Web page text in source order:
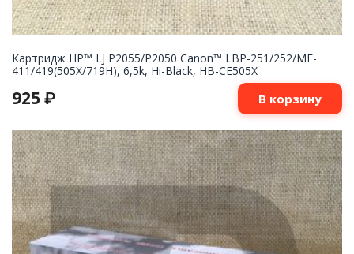
Картридж НР™ LJ P2055/P2050 Canon™ LBP-251/252/MF-
411/419(505X/719H), 6,5k, Hi-Black, HB-CE505X
925 ₽ В корзину